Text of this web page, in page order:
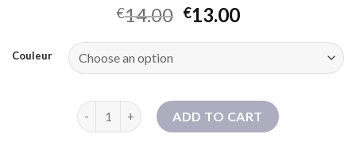
€14.00 €13.00
Couleur
Nouveau sac de téléphonie mobile Commu au sac
ADD TO CART